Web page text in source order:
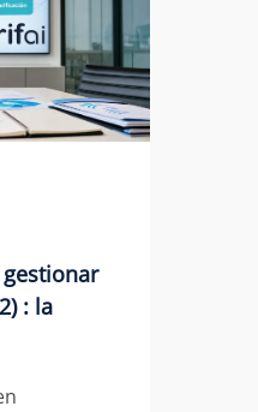
gestionar
: la